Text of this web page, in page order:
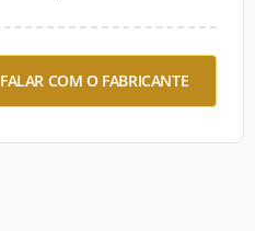
FALAR COM O FABRICANTE